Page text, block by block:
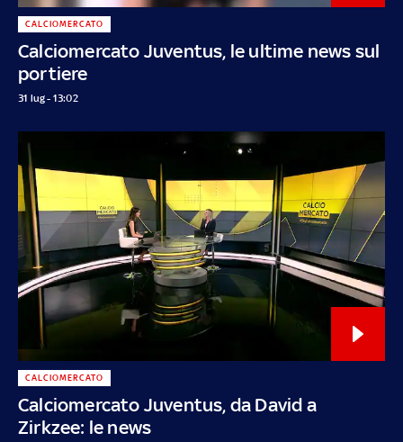
Calciomercato Juventus, le ultime news sul
portiere
CALCIOMERCATO
31 lug - 13:02
Calciomercato Juventus, da David a
Zirkzee: le news
CALCIOMERCATO